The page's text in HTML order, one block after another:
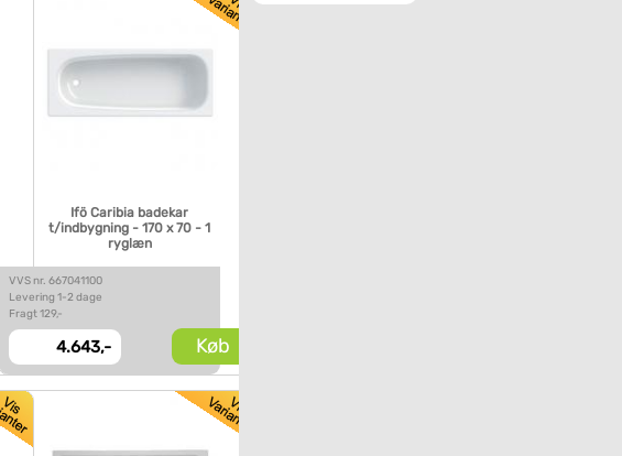
Ifö Caribia badekar
t/indbygning - 170 x 70 - 1
ryglæn
VVS nr. 667041100
Levering 1-2 dage
Fragt 129,-
4.643,- Køb